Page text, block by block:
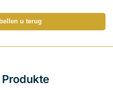
u terug